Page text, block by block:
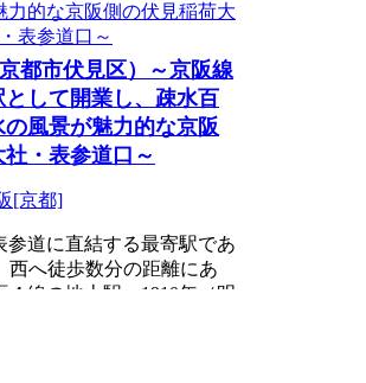
都市伏見区）～京阪線
して開業し、疎水百
風景が魅力的な京阪
・表参道口～
[京都]
参道に直結する最寄駅であ
西へ徒歩数分の距離にあ
４線の地上駅。1910年（明